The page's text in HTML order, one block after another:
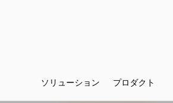
ソリューション プロダクト